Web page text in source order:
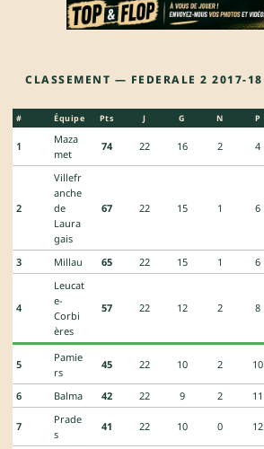
CLASSEMENT — FEDERALE 2 2017-18
# Équipe Pts J G N P
1
Maza
met
74 22 16 2 4
2
Villefr
anche
de
Laura
gais
67 22 15 1 6
3 Millau 65 22 15 1 6
4
Leucat
e-
Corbi
ères
57 22 12 2 8
5
Pamie
rs
45 22 10 2 10
6 Balma 42 22 9 2 11
7
Prade
s
41 22 10 0 12